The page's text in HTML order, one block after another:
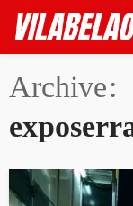
Archive